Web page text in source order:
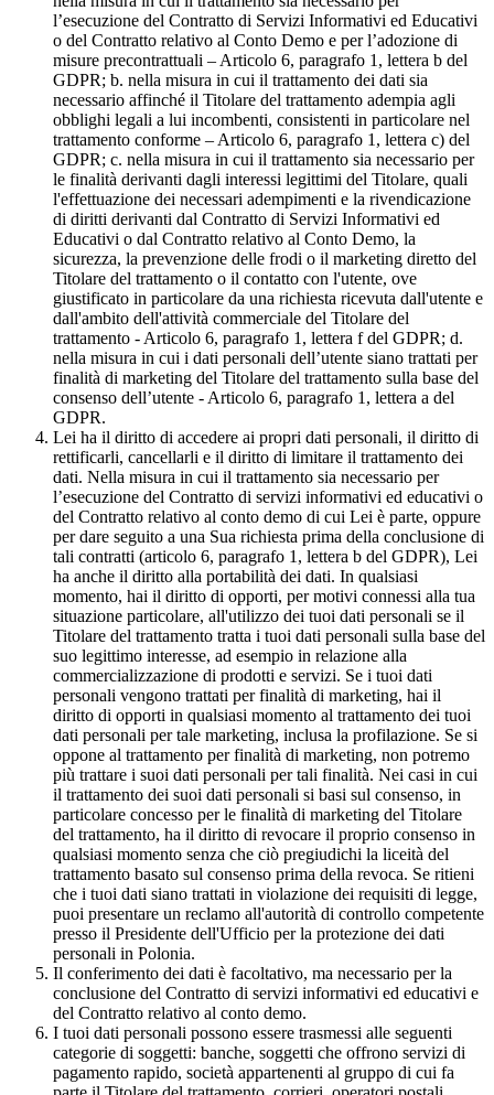
l’esecuzione del Contratto di Servizi Informativi ed Educativi
o del Contratto relativo al Conto Demo e per l’adozione di
misure precontrattuali – Articolo 6, paragrafo 1, lettera b del
GDPR; b. nella misura in cui il trattamento dei dati sia
necessario affinché il Titolare del trattamento adempia agli
obblighi legali a lui incombenti, consistenti in particolare nel
trattamento conforme – Articolo 6, paragrafo 1, lettera c) del
GDPR; c. nella misura in cui il trattamento sia necessario per
le finalità derivanti dagli interessi legittimi del Titolare, quali
l'effettuazione dei necessari adempimenti e la rivendicazione
di diritti derivanti dal Contratto di Servizi Informativi ed
Educativi o dal Contratto relativo al Conto Demo, la
sicurezza, la prevenzione delle frodi o il marketing diretto del
Titolare del trattamento o il contatto con l'utente, ove
giustificato in particolare da una richiesta ricevuta dall'utente e
dall'ambito dell'attività commerciale del Titolare del
trattamento - Articolo 6, paragrafo 1, lettera f del GDPR; d.
nella misura in cui i dati personali dell’utente siano trattati per
finalità di marketing del Titolare del trattamento sulla base del
consenso dell’utente - Articolo 6, paragrafo 1, lettera a del
GDPR.
Lei ha il diritto di accedere ai propri dati personali, il diritto di
rettificarli, cancellarli e il diritto di limitare il trattamento dei
dati. Nella misura in cui il trattamento sia necessario per
l’esecuzione del Contratto di servizi informativi ed educativi o
del Contratto relativo al conto demo di cui Lei è parte, oppure
per dare seguito a una Sua richiesta prima della conclusione di
tali contratti (articolo 6, paragrafo 1, lettera b del GDPR), Lei
ha anche il diritto alla portabilità dei dati. In qualsiasi
momento, hai il diritto di opporti, per motivi connessi alla tua
situazione particolare, all'utilizzo dei tuoi dati personali se il
Titolare del trattamento tratta i tuoi dati personali sulla base del
suo legittimo interesse, ad esempio in relazione alla
commercializzazione di prodotti e servizi. Se i tuoi dati
personali vengono trattati per finalità di marketing, hai il
diritto di opporti in qualsiasi momento al trattamento dei tuoi
dati personali per tale marketing, inclusa la profilazione. Se si
oppone al trattamento per finalità di marketing, non potremo
più trattare i suoi dati personali per tali finalità. Nei casi in cui
il trattamento dei suoi dati personali si basi sul consenso, in
particolare concesso per le finalità di marketing del Titolare
del trattamento, ha il diritto di revocare il proprio consenso in
qualsiasi momento senza che ciò pregiudichi la liceità del
trattamento basato sul consenso prima della revoca. Se ritieni
che i tuoi dati siano trattati in violazione dei requisiti di legge,
puoi presentare un reclamo all'autorità di controllo competente
presso il Presidente dell'Ufficio per la protezione dei dati
personali in Polonia.
Il conferimento dei dati è facoltativo, ma necessario per la
conclusione del Contratto di servizi informativi ed educativi e
del Contratto relativo al conto demo.
I tuoi dati personali possono essere trasmessi alle seguenti
categorie di soggetti: banche, soggetti che offrono servizi di
pagamento rapido, società appartenenti al gruppo di cui fa